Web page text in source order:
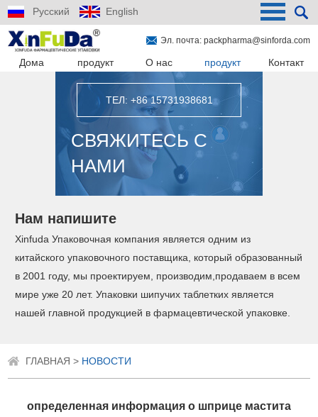
Русский English
Эл. почта: packpharma@sinforda.com
Дома продукт О нас продукт Контакт
ТЕЛ: +86 15731938681
СВЯЖИТЕСЬ С
НАМИ
Нам напишите
Xinfuda Упаковочная компания является одним из
китайского упаковочного поставщика, который образованный
в 2001 году, мы проектируем, производим,продаваем в всем
мире уже 20 лет. Упаковки шипучих таблетких является
нашей главной продукцией в фармацевтической упаковке.
ГЛАВНАЯ > НОВОСТИ
определенная информация о шприце мастита